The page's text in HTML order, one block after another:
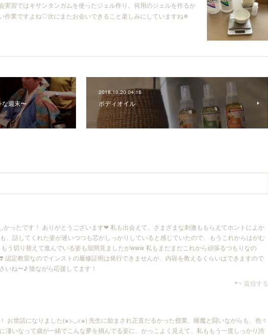
実習ではキサンタンガムを使ったジェル作り。何用のジェルを作るか
作業ですよね♡次にまたお会いできること楽しみにしていますね✵
な週末〜
2018.10.20 04:16
ボディオイル
かったです！ ありがとうございます❤︎ 私も出会えて、さまざまな刺激ももらえてホントによか
、話してくれた姿が迷いつつも芯がしっかりしていると感じていたので、もうこれからはがむ
う切り替えて進んでいる姿も垣間見ましたがwww 私もまだまだこれから頑張るつもりなの
認定教室なのでインストの履修証明は発行できませんが、内容を教えるくらいはできますので
ね〜♪ 陰ながら応援してます！
返信する
お世話になりました(๑>◡<๑) 先生に励まされ正直だるかった授業、睡魔と闘いながらも、色々
凄いなって歳が一緒でこんな夢を掴んでる姿に、かっこよく見えて、私ももう一度しっかり誇